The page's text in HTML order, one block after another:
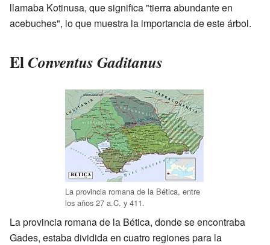
llamaba Kotinusa, que significa "tierra abundante en
acebuches", lo que muestra la importancia de este árbol.
ElConventus Gaditanus
La provincia romana de la Bética, entre
los años 27 a.C. y 411.
La provincia romana de la Bética, donde se encontraba
Gades, estaba dividida en cuatro regiones para la